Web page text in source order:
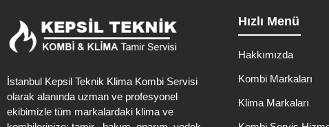
İstanbul Kepsil Teknik Klima Kombi Servisi
olarak alanında uzman ve profesyonel
ekibimizle tüm markalardaki klima ve
Hızlı Menü
Hakkımızda
Kombi Markaları
Klima Markaları